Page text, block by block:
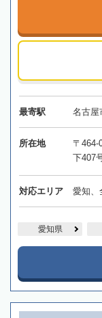
最寄駅 名古屋
所在地
〒464-
下407
対応エリア 愛知、
愛知県